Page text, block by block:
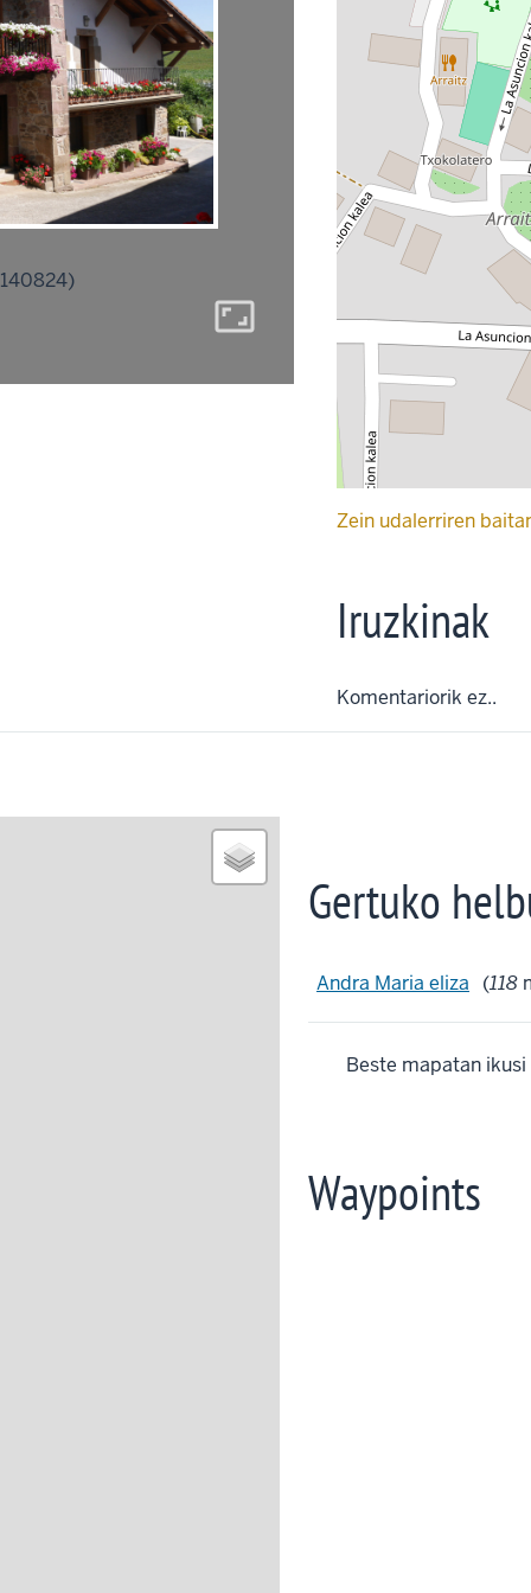
aspect_ratio
Zein udalerriren
Iruzkinak
Komentariorik ez..
Gertuko
Andra Maria eliza (118
Beste mapatan ikusi
Waypoints